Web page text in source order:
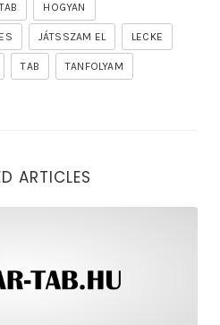
HOGYAN
JÁTSSZAM EL LECKE
TAB TANFOLYAM
ARTICLES